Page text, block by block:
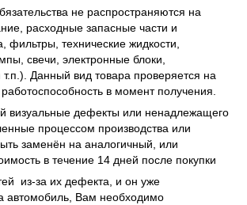
не распространяются на
расходные запасные части и
фильтры, технические жидкости,
свечи, электронные блоки,
Данный вид товара проверяется на
работоспособность в момент получения.
визуальные дефекты или ненадлежащего
процессом производства или
заменён на аналогичный, или
в течение 14 дней после покупки
из-за их дефекта, и он уже
автомобиль, Вам необходимо